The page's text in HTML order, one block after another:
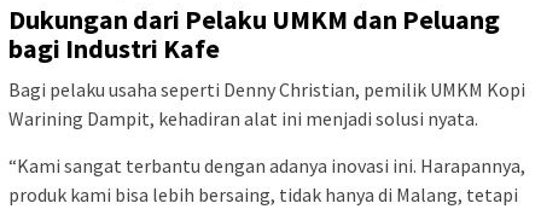
Dukungan dari Pelaku UMKM dan Peluang
bagi Industri Kafe
Bagi pelaku usaha seperti Denny Christian, pemilik UMKM Kopi
Warining Dampit, kehadiran alat ini menjadi solusi nyata.
“Kami sangat terbantu dengan adanya inovasi ini. Harapannya,
produk kami bisa lebih bersaing, tidak hanya di Malang, tetapi